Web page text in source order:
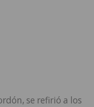
se refirió a los